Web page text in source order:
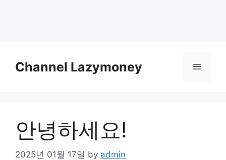
contentChannel Lazymoney Menu
안녕하세요!
2025년 01월 17일 by admin